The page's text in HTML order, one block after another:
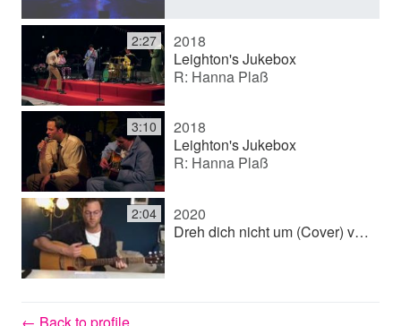
V
i
d
e
2:27
2018
Leighton's Jukebox
R: Hanna Plaß
3:10
2018
Leighton's Jukebox
R: Hanna Plaß
2:04
2020
Dreh dich nicht um (Cover) von Gisbert zu Knyphausen